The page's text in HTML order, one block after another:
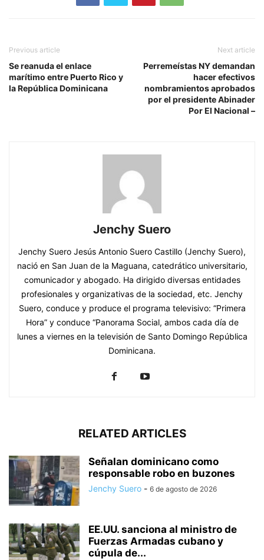
Previous article
Se reanuda el enlace
marítimo entre Puerto Rico y
la República Dominicana
Next article
Perremeístas NY demandan
hacer efectivos
nombramientos aprobados
por el presidente Abinader
Por El Nacional –
Jenchy Suero
Jenchy Suero Jesús Antonio Suero Castillo (Jenchy Suero),
nació en San Juan de la Maguana, catedrático universitario,
comunicador y abogado. Ha dirigido diversas entidades
profesionales y organizativas de la sociedad, etc. Jenchy
Suero, conduce y produce el programa televisivo: “Primera
Hora” y conduce “Panorama Social, ambos cada día de
lunes a viernes en la televisión de Santo Domingo República
Dominicana.
RELATED ARTICLES
Señalan dominicano como
responsable robo en buzones
Jenchy Suero - 6 de agosto de 2026
EE.UU. sanciona al ministro de
Fuerzas Armadas cubano y
cúpula de...